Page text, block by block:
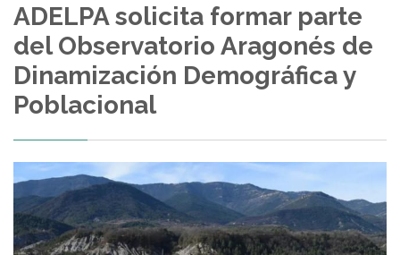
ADELPA solicita formar parte
del Observatorio Aragonés de
Dinamización Demográfica y
Poblacional